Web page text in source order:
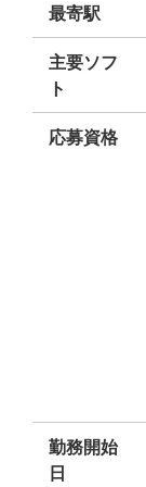
最寄駅
主要ソフ
ト
応募資格
勤務開始
日